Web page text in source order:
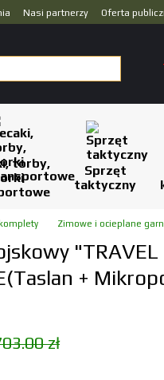
Nasi partnerzy
Oferta
torby,
Sprzęt
taktyczny
Zimowe i ocieplane
"TRAVEL
+
zł